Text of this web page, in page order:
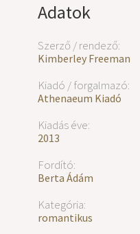
Adatok
Szerző / rendező:
Kimberley Freeman
Kiadó / forgalmazó:
Athenaeum Kiadó
Kiadás éve:
2013
Fordító:
Berta Ádám
Kategória:
romantikus